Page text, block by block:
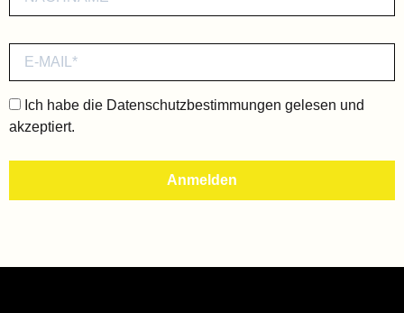
Ich habe die Datenschutzbestimmungen gelesen und
akzeptiert.